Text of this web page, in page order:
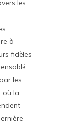
les
à
fidèles
les
où la